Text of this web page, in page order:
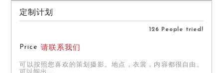
定制计划
126 People tried!
Price 请联系我们
可以按照您喜欢的策划摄影。地点，衣裳，内容都很自由。